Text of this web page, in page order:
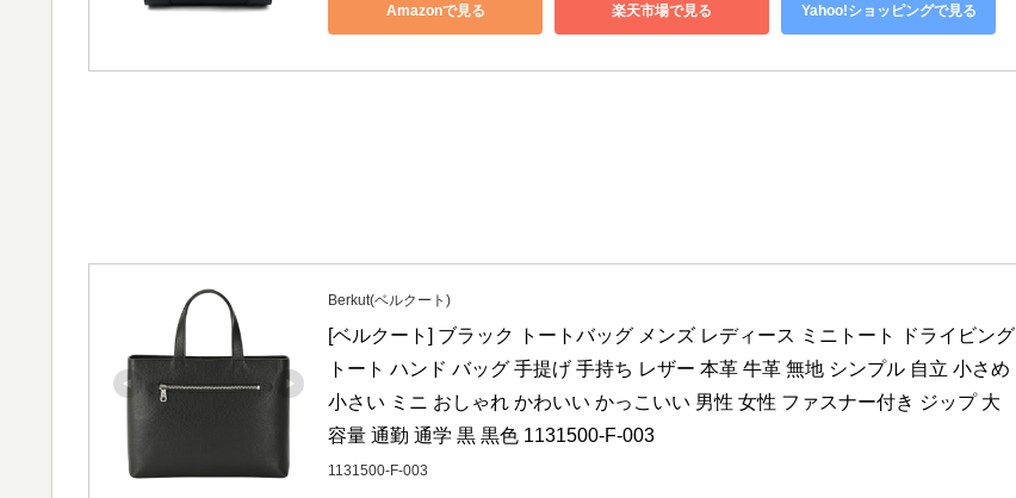
Amazonで見る 楽天市場で見る Yahoo!ショッピングで見る
Berkut(ベルクート)
[ベルクート] ブラック トートバッグ メンズ レディース ミニトート ドライビング
トート ハンド バッグ 手提げ 手持ち レザー 本革 牛革 無地 シンプル 自立 小さめ
小さい ミニ おしゃれ かわいい かっこいい 男性 女性 ファスナー付き ジップ 大
容量 通勤 通学 黒 黒色 1131500-F-003
1131500-F-003